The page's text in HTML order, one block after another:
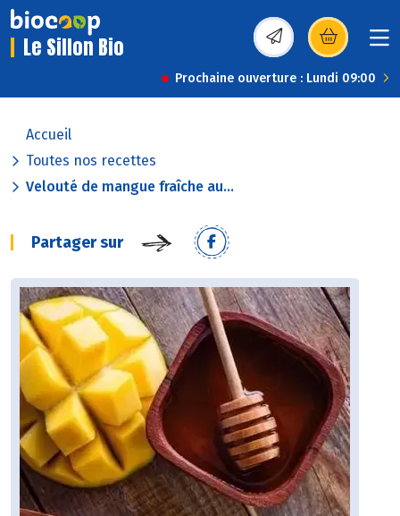
Le Sillon Bio (s’ouvre dans une
Prochaine ouverture : Lundi 09:00
Accueil
Toutes nos recettes
Velouté de mangue fraîche au...
Partager sur